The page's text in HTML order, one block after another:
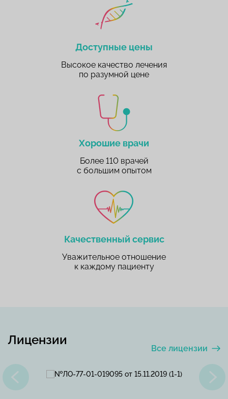
Доступные цены
Высокое качество лечения
по разумной цене
Хорошие врачи
Более 110 врачей
с большим опытом
Качественный сервис
Уважительное отношение
к каждому пациенту
Лицензии
Все лицензии